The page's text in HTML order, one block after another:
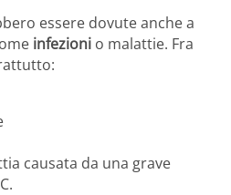
essere dovute anche a
infezioni o malattie. Fra
causata da una grave